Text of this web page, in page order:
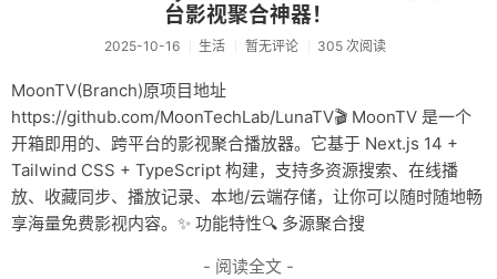
台影视聚合神器！
2025-10-16 生活 暂无评论 305 次阅读
MoonTV(Branch)原项目地址
https://github.com/MoonTechLab/LunaTV🎬 MoonTV 是一个
开箱即用的、跨平台的影视聚合播放器。它基于 Next.js 14 +
Tailwind CSS + TypeScript 构建，支持多资源搜索、在线播
放、收藏同步、播放记录、本地/云端存储，让你可以随时随地畅
享海量免费影视内容。✨ 功能特性🔍 多源聚合搜
- 阅读全文 -